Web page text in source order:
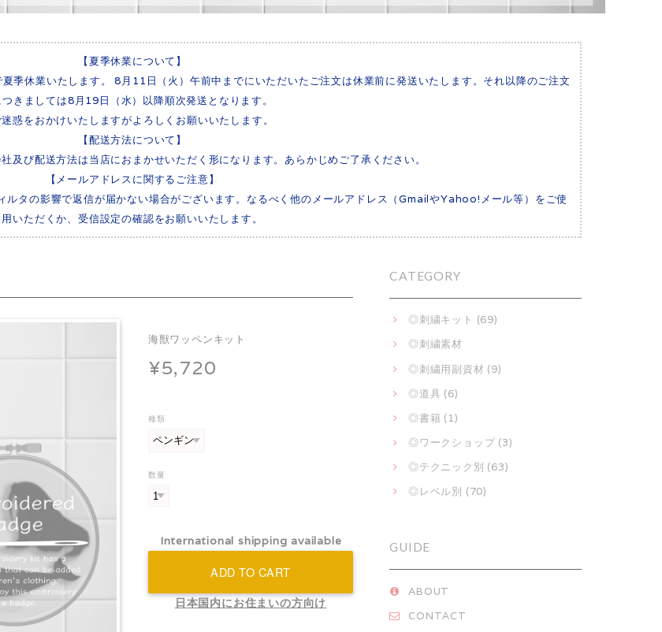
【夏季休業について】
休業いたします。 8月11日（火）午前中までにいただいたご注文は休業前に発送いたします。それ以降のご注文
つきましては8月19日（水）以降順次発送となります。
迷惑をおかけいたしますがよろしくお願いいたします。
【配送方法について】
及び配送方法は当店におまかせいただく形になります。あらかじめご了承ください。
【メールアドレスに関するご注意】
の影響で返信が届かない場合がございます。なるべく他のメールアドレス（GmailやYahoo!メール等）をご使
用いただくか、受信設定の確認をお願いいたします。
海獣ワッペンキット
¥5,720
種類
数量
International shipping available
ADD TO CART
日本国内にお住まいの方向け
CATEGORY
◎刺繍キット (69)
◎刺繍素材
◎刺繍用副資材 (9)
◎道具 (6)
◎書籍 (1)
◎ワークショップ (3)
◎テクニック別 (63)
◎レベル別 (70)
GUIDE
ABOUT
CONTACT